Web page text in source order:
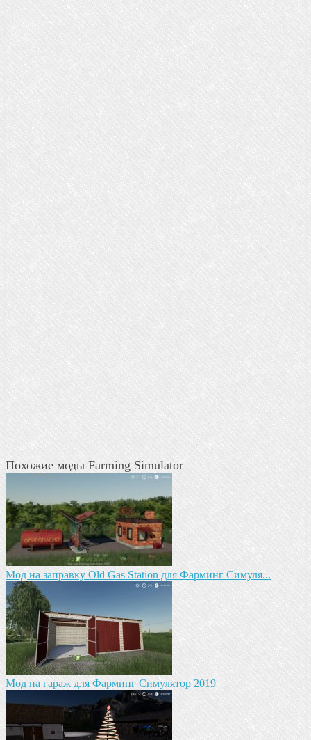
Похожие моды Farming Simulator
Мод на заправку Old Gas Station для Фарминг Симуля...
Мод на гараж для Фарминг Симулятор 2019